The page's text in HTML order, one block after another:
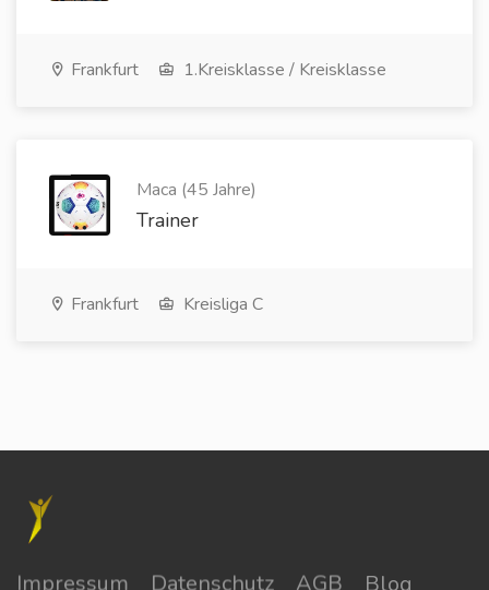
Frankfurt 1.Kreisklasse / Kreisklasse
Maca (45 Jahre)
Trainer
Frankfurt Kreisliga C
Impressum Datenschutz AGB Blog